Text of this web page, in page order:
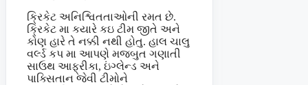
ક્રિકેટ અનિશ્વિતતાઓની રમત છે.
ક્રિકેટ મા કયારે કઇ ટીમ જીતે અને
કોણ હારે તે નક્કી નથી હોતુ. હાલ ચાલુ
વર્લ્ડ કપ મા આપણે મજબુત ગણાતી
સાઉથ આફ્રીકા, ઇંગ્લેન્ડ અને
પાક્સિતાન જેવી ટીમોને